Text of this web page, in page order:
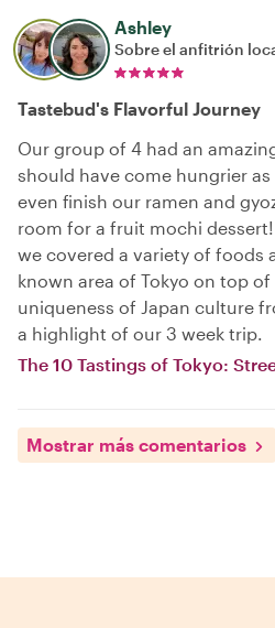
Ashley
Sobre el anfitrión
Tastebud's Flavorful Journey
Our group of 4 had an
should have come hungrier
even finish our ramen and
room for a fruit mochi
we covered a variety of foods
known area of Tokyo on top
uniqueness of Japan culture
a highlight of our 3 week trip.
The 10 Tastings of Tokyo:
Mostrar más comentarios